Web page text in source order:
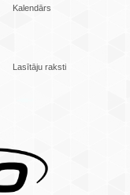
Kalendārs
Lasītāju raksti